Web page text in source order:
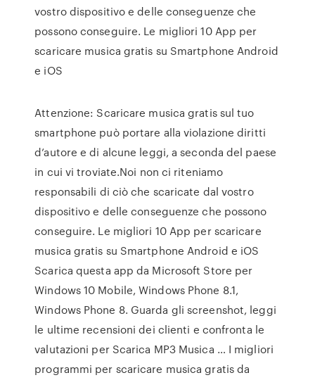
vostro dispositivo e delle conseguenze che
possono conseguire. Le migliori 10 App per
scaricare musica gratis su Smartphone Android
e iOS
Attenzione: Scaricare musica gratis sul tuo
smartphone può portare alla violazione diritti
d’autore e di alcune leggi, a seconda del paese
in cui vi troviate.Noi non ci riteniamo
responsabili di ciò che scaricate dal vostro
dispositivo e delle conseguenze che possono
conseguire. Le migliori 10 App per scaricare
musica gratis su Smartphone Android e iOS
Scarica questa app da Microsoft Store per
Windows 10 Mobile, Windows Phone 8.1,
Windows Phone 8. Guarda gli screenshot, leggi
le ultime recensioni dei clienti e confronta le
valutazioni per Scarica MP3 Musica … I migliori
programmi per scaricare musica gratis da